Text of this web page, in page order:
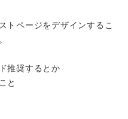
トページをデザインするこ
推奨するとか
と